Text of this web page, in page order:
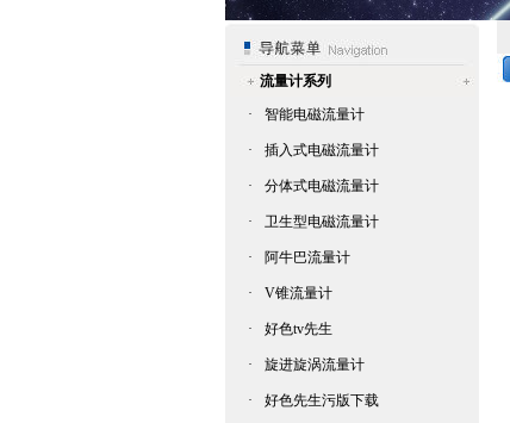
流量计系列
·
智能电磁流量计
· 插入式电磁流量计
· 分体式电磁流量计
· 卫生型电磁流量计
· 阿牛巴流量计
· V锥流量计
· 好色tv先生
· 旋进旋涡流量计
· 好色先生污版下载